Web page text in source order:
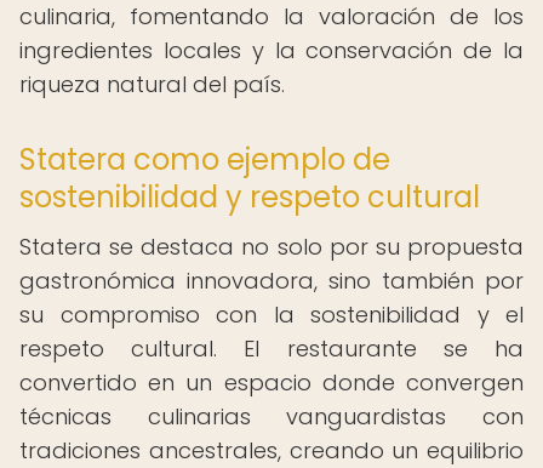
culinaria, fomentando la valoración de los
ingredientes locales y la conservación de la
riqueza natural del país.
Statera como ejemplo de
sostenibilidad y respeto cultural
Statera se destaca no solo por su propuesta
gastronómica innovadora, sino también por
su compromiso con la sostenibilidad y el
respeto cultural. El restaurante se ha
convertido en un espacio donde convergen
técnicas culinarias vanguardistas con
tradiciones ancestrales, creando un equilibrio